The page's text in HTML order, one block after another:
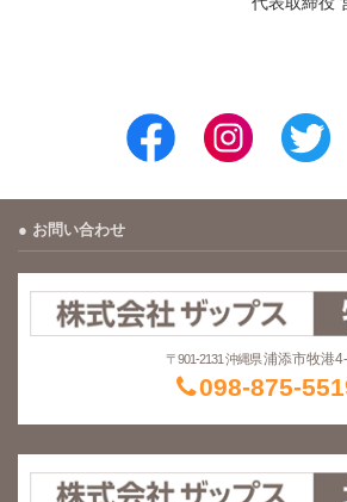
お問い合わせ
〒901-2131 沖縄県 浦添市牧港
098-875-